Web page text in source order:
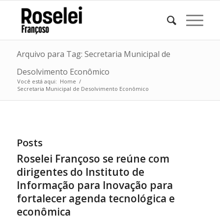
Arquivo para Tag: Secretaria Municipal de
Desolvimento Econômico
Você está aqui: Home /
Secretaria Municipal de Desolvimento Econômico
Posts
Roselei Françoso se reúne com
dirigentes do Instituto de
Informação para Inovação para
fortalecer agenda tecnológica e
econômica